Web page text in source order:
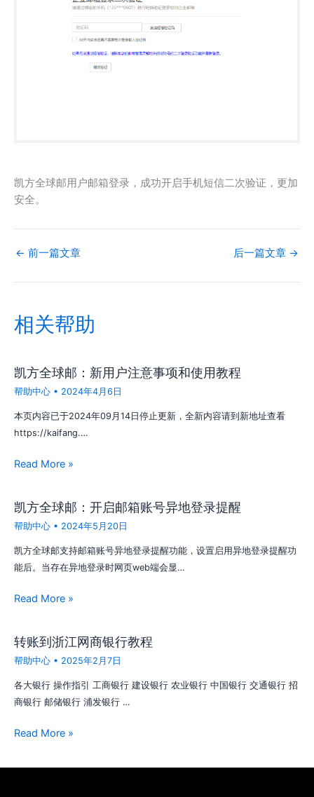
凯方全球邮用户邮箱登录，成功开启手机短信二次验证，更加
安全。
← 前一篇文章 后一篇文章 →
相关帮助
凯方全球邮：新用户注意事项和使用教程
帮助中心 • 2024年4月6日
本页内容已于2024年09月14日停止更新，全新内容请到新地址查看
https://kaifang.…
Read More »
凯方全球邮：开启邮箱账号异地登录提醒
帮助中心 • 2024年5月20日
凯方全球邮支持邮箱账号异地登录提醒功能，设置启用异地登录提醒功
能后。当存在异地登录时网页web端会显…
Read More »
转账到浙江网商银行教程
帮助中心 • 2025年2月7日
各大银行 操作指引 工商银行 建设银行 农业银行 中国银行 交通银行 招
商银行 邮储银行 浦发银行 …
Read More »